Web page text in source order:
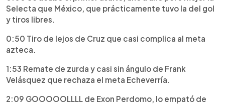
Selecta que México, que prácticamente tuvo la del gol
y tiros libres.
0:50 Tiro de lejos de Cruz que casi complica al meta
azteca.
1:53 Remate de zurda y casi sin ángulo de Frank
Velásquez que rechaza el meta Echeverría.
2:09 GOOOOOLLLL de Exon Perdomo, lo empató de